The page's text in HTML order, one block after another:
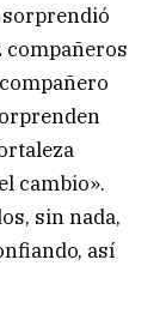
sorprendió
compañeros
cambio».
sin nada,
así